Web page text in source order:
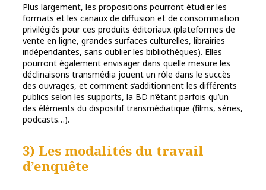
Plus largement, les propositions pourront étudier les
formats et les canaux de diffusion et de consommation
privilégiés pour ces produits éditoriaux (plateformes de
vente en ligne, grandes surfaces culturelles, librairies
indépendantes, sans oublier les bibliothèques). Elles
pourront également envisager dans quelle mesure les
déclinaisons transmédia jouent un rôle dans le succès
des ouvrages, et comment s’additionnent les différents
publics selon les supports, la BD n’étant parfois qu’un
des éléments du dispositif transmédiatique (films, séries,
podcasts…).
3) Les modalités du travail
d’enquête